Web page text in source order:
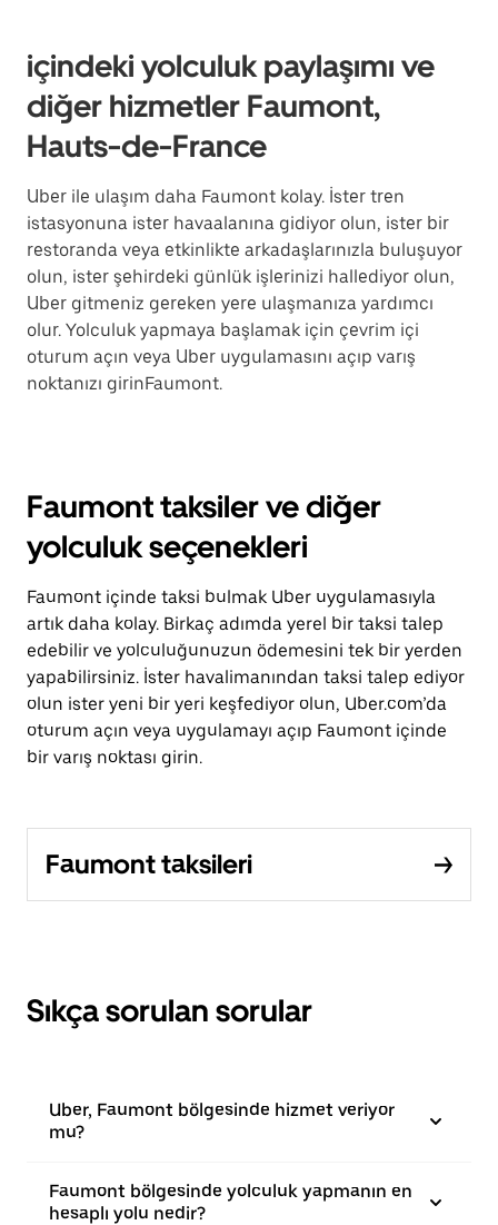
içindeki yolculuk paylaşımı ve
diğer hizmetler Faumont,
Hauts-de-France
Uber ile ulaşım daha Faumont kolay. İster tren
istasyonuna ister havaalanına gidiyor olun, ister bir
restoranda veya etkinlikte arkadaşlarınızla buluşuyor
olun, ister şehirdeki günlük işlerinizi hallediyor olun,
Uber gitmeniz gereken yere ulaşmanıza yardımcı
olur. Yolculuk yapmaya başlamak için çevrim içi
oturum açın veya Uber uygulamasını açıp varış
noktanızı girinFaumont.
Faumont taksiler ve diğer
yolculuk seçenekleri
Faumont içinde taksi bulmak Uber uygulamasıyla
artık daha kolay. Birkaç adımda yerel bir taksi talep
edebilir ve yolculuğunuzun ödemesini tek bir yerden
yapabilirsiniz. İster havalimanından taksi talep ediyor
olun ister yeni bir yeri keşfediyor olun, Uber.com’da
oturum açın veya uygulamayı açıp Faumont içinde
bir varış noktası girin.
Faumont taksileri
Sıkça sorulan sorular
Uber, Faumont bölgesinde hizmet veriyor
mu?
Faumont bölgesinde yolculuk yapmanın en
hesaplı yolu nedir?